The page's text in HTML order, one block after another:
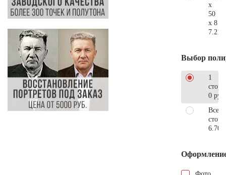
x
50
x 8
Выбор
1
0 руб.
Все